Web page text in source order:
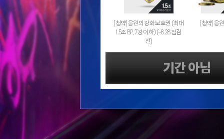
[청약] 응원의 강화 보호권 (최대
1.5조 BP, 7강 이하) (~8.28 점검
전)
[청약] 응원
기간 아님